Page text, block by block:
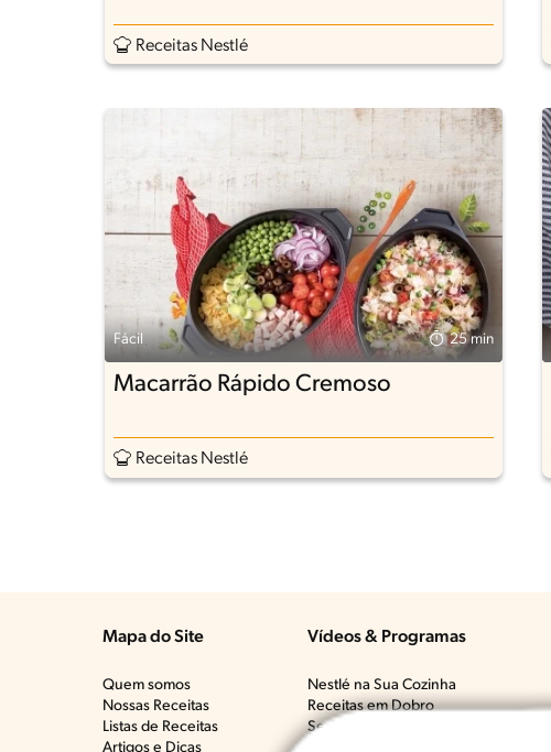
Receitas Nestlé
Fácil 25 min
Macarrão Rápido Cremoso
Receitas Nestlé
Mapa do Site
Quem somos
Nossas Receitas
Listas de Receitas​
Artigos e Dicas​
Vídeos & Programas​
Nestlé na Sua Cozinha
Receitas em Dobro
Se Alimentar Bem, Que Mal Tem?​